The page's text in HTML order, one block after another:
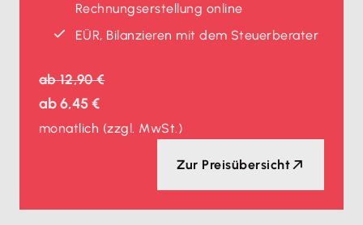
Rechnungserstellung online
EÜR, Bilanzieren mit dem Steuerberater
ab12,90 €
ab6,45 €
monatlich (zzgl. MwSt.)
Zur Preisübersicht